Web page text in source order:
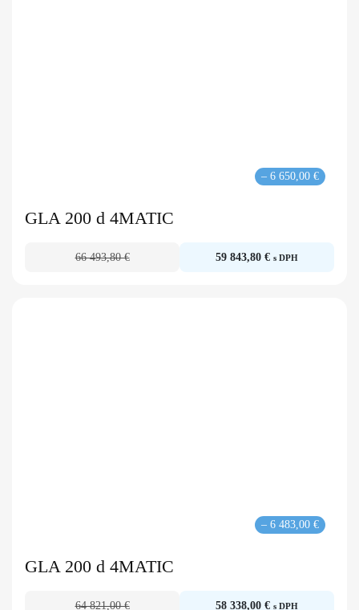
– 6 650,00 €
GLA 200 d 4MATIC
66 493,80 € 59 843,80 € s DPH
– 6 483,00 €
GLA 200 d 4MATIC
64 821,00 € 58 338,00 € s DPH